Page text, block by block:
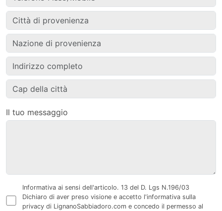
Il tuo messaggio
Informativa ai sensi dell'articolo. 13 del D. Lgs N.196/03
Dichiaro di aver preso visione e accetto l'informativa sulla
privacy di LignanoSabbiadoro.com e concedo il permesso al